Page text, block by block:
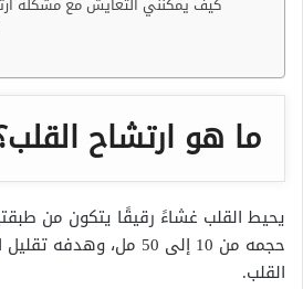
كيف يمكنني التعايش مع مشكلة
ما هو ارتشاح
يحيط القلب غشاءً رقيقًا يتكون من
حجمه من 10 إلى 50 مل،
القلب.